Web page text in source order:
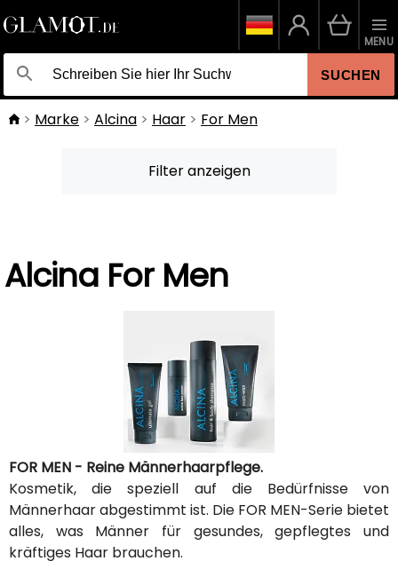
SUCHEN
MENU
Marke Alcina Haar For Men
Filter anzeigen
Alcina For Men
FOR MEN - Reine Männerhaarpflege.
Kosmetik, die speziell auf die Bedürfnisse von
Männerhaar abgestimmt ist. Die FOR MEN-Serie bietet
alles, was Männer für gesundes, gepflegtes und
kräftiges Haar brauchen.